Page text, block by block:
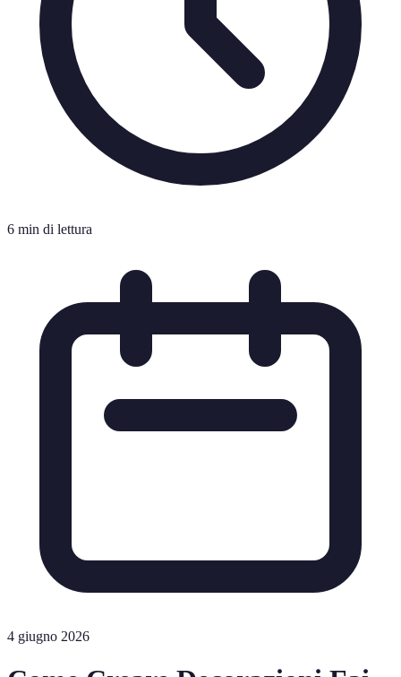
6 min di lettura
4 giugno 2026